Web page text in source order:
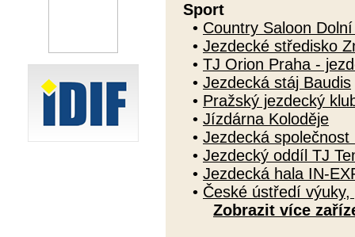
Sport
• Country Saloon
• Jezdecké středisko
• TJ Orion Praha -
• Jezdecká stáj Baudis
• Pražský jezdecký
• Jízdárna Koloděje
• Jezdecká společnost
• Jezdecký oddíl TJ
• Jezdecká hala IN-
• České ústředí
Zobrazit více